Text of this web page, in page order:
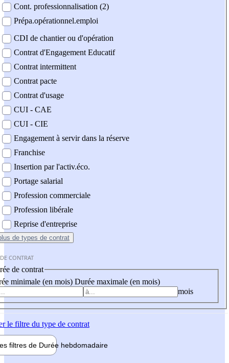
Cont. professionnalisation (2)
Prépa.opérationnel.emploi
CDI de chantier ou d'opération
Contrat d'Engagement Educatif
Contrat intermittent
Contrat pacte
Contrat d'usage
CUI - CAE
CUI - CIE
Engagement à servir dans la réserve
Franchise
Insertion par l'activ.éco.
Portage salarial
Profession commerciale
Profession libérale
Reprise d'entreprise
de types de contrat
CONTRAT
de contrat
minimale (en mois) Durée maximale (en mois)
mois
le filtre du type de contrat
filtres de Durée hebdomadaire